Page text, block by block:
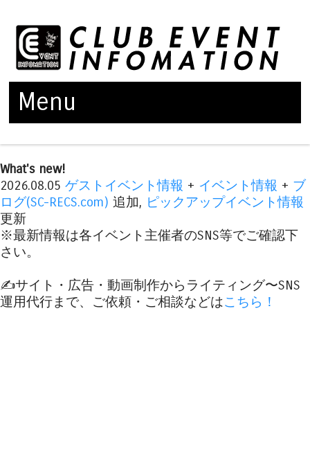
Menu
What's new!
2026.08.05 ゲストイベント情報 + イベント情報 + ブ
ログ(SC-RECS.com) 追加, ピックアップイベント情報
更新
※最新情報は各イベント主催者のSNS等でご確認下
さい。
✍️サイト・広告・動画制作からライティング〜SNS
運用代行まで、ご依頼・ご相談などはこちら！